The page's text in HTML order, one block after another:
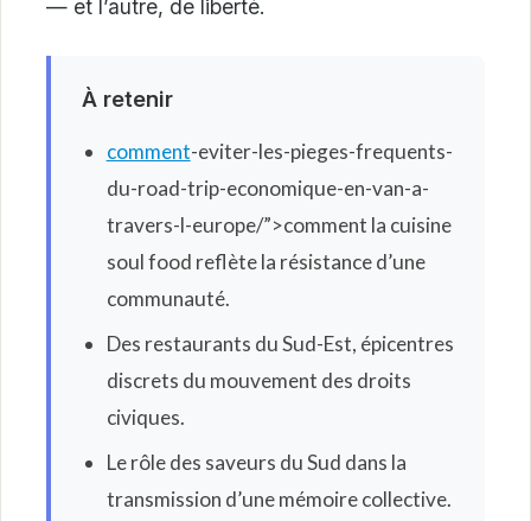
— et l’autre, de liberté.
À retenir
comment-eviter-les-pieges-frequents-
du-road-trip-economique-en-van-a-
travers-l-europe/”>comment la cuisine
soul food reflète la résistance d’une
communauté.
Des restaurants du Sud-Est, épicentres
discrets du mouvement des droits
civiques.
Le rôle des saveurs du Sud dans la
transmission d’une mémoire collective.